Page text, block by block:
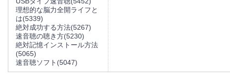
理想的な脳力全開ライフと
は(5339)
絶対成功する方法(5267)
速音聴の聴き方(5230)
絶対記憶インストール方法
(5065)
速音聴ソフト (5047)